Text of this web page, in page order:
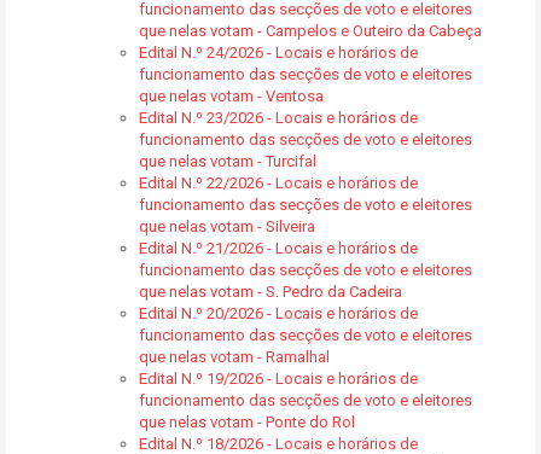
funcionamento das secções de voto e eleitores
que nelas votam - Campelos e Outeiro da Cabeça
Edital N.º 24/2026 - Locais e horários de
funcionamento das secções de voto e eleitores
que nelas votam - Ventosa
Edital N.º 23/2026 - Locais e horários de
funcionamento das secções de voto e eleitores
que nelas votam - Turcifal
Edital N.º 22/2026 - Locais e horários de
funcionamento das secções de voto e eleitores
que nelas votam - Silveira
Edital N.º 21/2026 - Locais e horários de
funcionamento das secções de voto e eleitores
que nelas votam - S. Pedro da Cadeira
Edital N.º 20/2026 - Locais e horários de
funcionamento das secções de voto e eleitores
que nelas votam - Ramalhal
Edital N.º 19/2026 - Locais e horários de
funcionamento das secções de voto e eleitores
que nelas votam - Ponte do Rol
Edital N.º 18/2026 - Locais e horários de